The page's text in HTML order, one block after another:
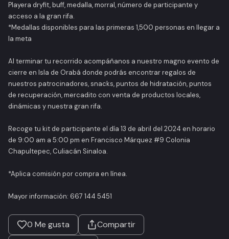
Playera dryfit, buff, medalla, morral, número de participante y
acceso a la gran rifa.
*Medallas disponibles para las primeras 1,500 personas en llegar a
la meta
Al terminar tu recorrido acompáñanos a nuestro magno evento de
cierre en Isla de Orabá donde podrás encontrar regalos de
nuestros patrocinadores, snacks, puntos de hidratación, puntos
de recuperación, mercadito con venta de productos locales,
dinámicas y nuestra gran rifa.
Recoge tu kit de participante el día 13 de abril del 2024 en horario
de 9:00 am a 5:00 pm en Francisco Márquez #9 Colonia
Chapultepec, Culiacán Sinaloa.
*Aplica comisión por compra en línea.
Mayor información: 667 144 5451
0 Me gusta
Compartir